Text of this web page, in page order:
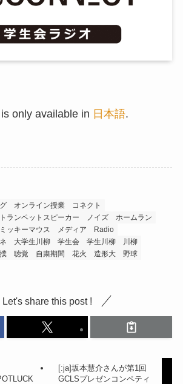
only available in 日本語.
オンライン授業
コネクト
トランペットスピーカー ノイズ
ホームラン
ミッキーマウス メディア
Radio
大学生川柳 学生会 学生川柳
川柳
聴覚 自粛期間 花火 造形大
野球
Let's share this post !
[:ja]坂本慧介さんが第1回
GCLSプレゼンコンペティ